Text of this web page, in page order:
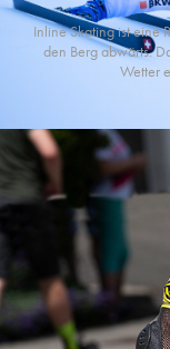
Inline Skating ist eine
den Berg abwärts.
Wetter